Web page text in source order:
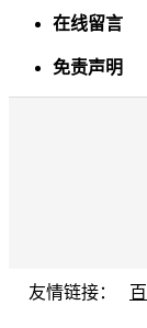
在线留言
免责声明
友情链接：